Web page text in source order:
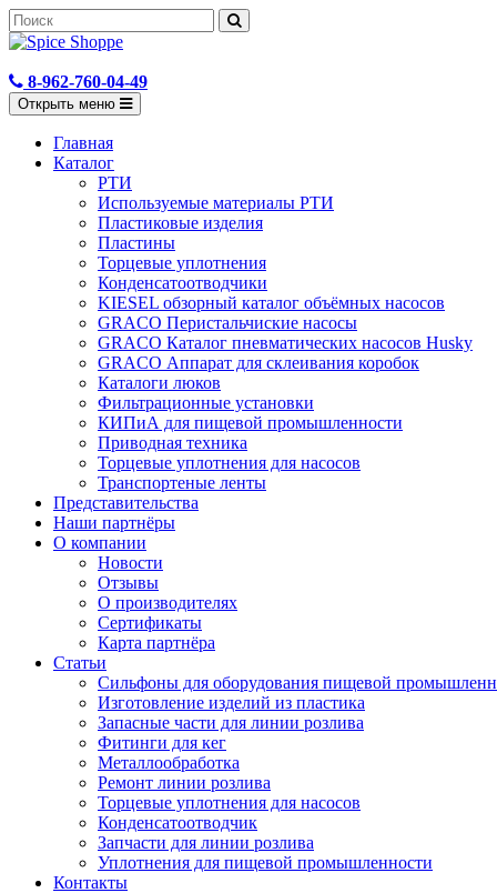
8-962-760-04-49
Открыть меню
Главная
Каталог
РТИ
Используемые материалы РТИ
Пластиковые изделия
Пластины
Торцевые уплотнения
Конденсатоотводчики
KIESEL обзорный каталог объёмных насосов
GRACO Перистальчиские насосы
GRACO Каталог пневматических насосов Husky
GRACO Аппарат для склеивания коробок
Каталоги люков
Фильтрационные установки
КИПиА для пищевой промышленности
Приводная техника
Торцевые уплотнения для насосов
Транспортеные ленты
Представительства
Наши партнёры
О компании
Новости
Отзывы
О производителях
Сертификаты
Карта партнёра
Статьи
Сильфоны для оборудования пищевой
Изготовление изделий из пластика
Запасные части для линии розлива
Фитинги для кег
Металлообработка
Ремонт линии розлива
Торцевые уплотнения для насосов
Конденсатоотводчик
Запчасти для линии розлива
Уплотнения для пищевой промышленности
Контакты